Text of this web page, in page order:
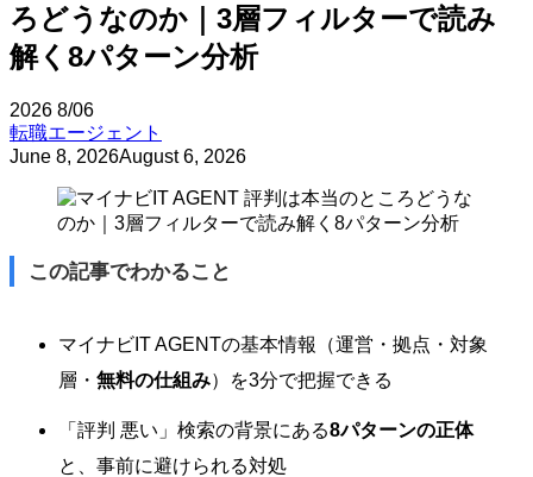
ろどうなのか｜3層フィルターで読み
解く8パターン分析
2026 8/06
転職エージェント
June 8, 2026August 6, 2026
この記事でわかること
マイナビIT AGENTの基本情報（運営・拠点・対象
層・ 無料の仕組み）を3分で把握できる
「評判 悪い」検索の背景にある8パターンの正体
と、事前に避けられる対処